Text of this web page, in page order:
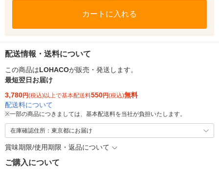
カートに入れる
配送情報・送料について
この商品はLOHACOが販売・発送します。
最短翌日お届け
3,780円(税込)以上で基本配送料550円(税込)無料
配送料について
※一部の商品につきましては、基本配送料を当社が負担いたします。
在庫確認住所：東京都にお届け
賞味期限/使用期限・返品について
ご購入について